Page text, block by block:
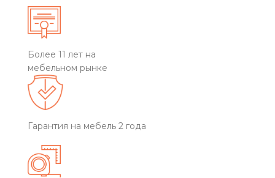
Более 11 лет на
мебельном рынке
Гарантия на мебель 2 года